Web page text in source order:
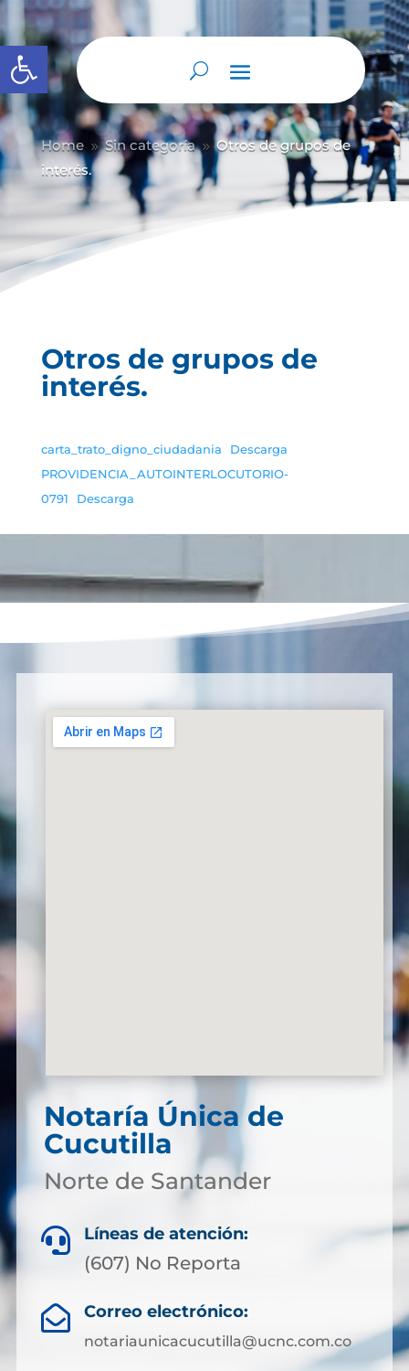
Abrir barra de herramientas
Home 9 Sin categoría 9 Otros de grupos de
interés.
Otros de grupos de
interés.
carta_trato_digno_ciudadania
Descarga
PROVIDENCIA_AUTOINTERLOCUTORIO-
0791
Descarga
Notaría Única de
Cucutilla
Norte de Santander
 Líneas de atención:
(607) No Reporta
 Correo electrónico:
notariaunicacucutilla@ucnc.com.co